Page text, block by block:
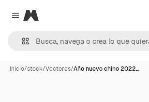
Close menu
Magnific
Inicio/stock/Vectores/Año nuevo chino 2022…